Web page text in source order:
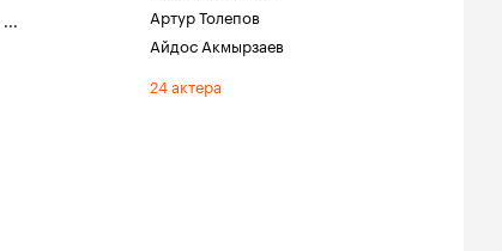
...
Артур Толепов
Айдос Акмырзаев
24 актера